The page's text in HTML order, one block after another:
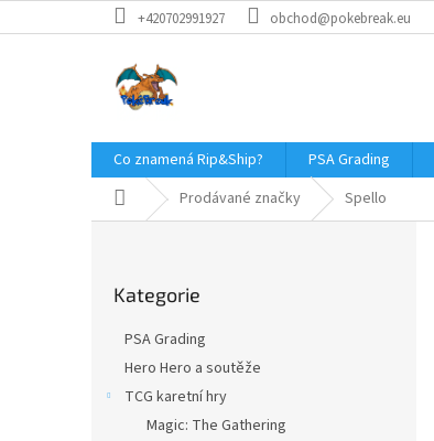
na
+420702991927 obchod@pokebreak.eu
Co znamená Rip&Ship? PSA Grading
Domů Prodávané značky Spello
kategorie
Kategorie
PSA Grading
Hero Hero a soutěže
TCG karetní hry
Magic: The Gathering